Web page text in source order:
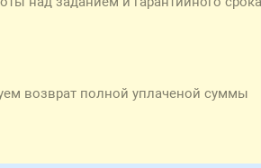
возврат полной уплаченой суммы